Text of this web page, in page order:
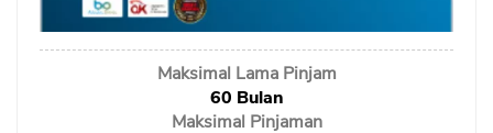
Sekuritas Saham
Maksimal Lama Pinjam
60 Bulan
Maksimal Pinjaman